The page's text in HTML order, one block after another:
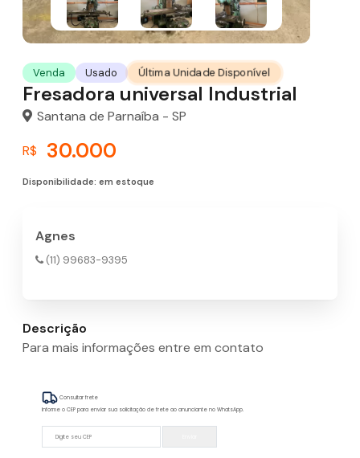
Venda Usado Última Unidade Disponível
Fresadora universal Industrial
Santana de Parnaíba - SP
R$ 30.000
Disponibilidade: em estoque
Agnes
(11) 99683-9395
Descrição
Para mais informações entre em contato
Consultar frete
Informe o CEP para enviar sua solicitação de frete ao anunciante no WhatsApp.